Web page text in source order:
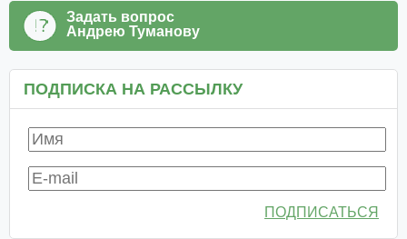
Задать вопрос
Андрею Туманову
ПОДПИСКА НА РАССЫЛКУ
ПОДПИСАТЬСЯ